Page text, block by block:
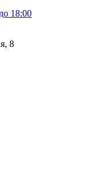
18:00
8